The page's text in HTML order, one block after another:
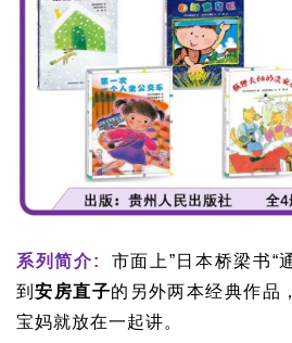
系列简介:
市面上”日本桥梁书“
到安房直子的另外两本经典作品
宝妈就放在一起讲。